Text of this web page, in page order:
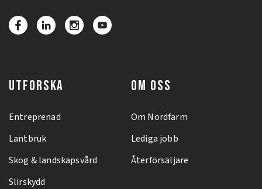
UTFORSKA
Entreprenad
Lantbruk
Skog & landskapsvård
Slirskydd
OM OSS
Om Nordfarm
Lediga jobb
Återförsäljare